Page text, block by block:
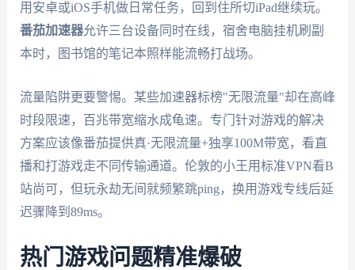
用安卓或iOS手机做日常任务，回到住所切iPad继续玩。
番茄加速器允许三台设备同时在线，宿舍电脑挂机刷副
本时，图书馆的笔记本照样能流畅打战场。
流量陷阱更要警惕。某些加速器标榜"无限流量"却在高峰
时段限速，百兆带宽缩水成龟速。专门针对游戏的解决
方案应该像番茄提供真·无限流量+独享100M带宽，看直
播和打游戏走不同传输通道。伦敦的小王用标准VPN看B
站尚可，但玩永劫无间就频繁跳ping，换用游戏专线后延
迟骤降到89ms。
热门游戏问题精准爆破